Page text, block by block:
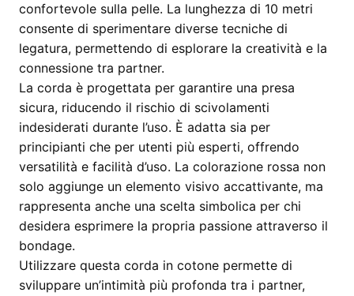
confortevole sulla pelle. La lunghezza di 10 metri
consente di sperimentare diverse tecniche di
legatura, permettendo di esplorare la creatività e la
connessione tra partner.
La corda è progettata per garantire una presa
sicura, riducendo il rischio di scivolamenti
indesiderati durante l’uso. È adatta sia per
principianti che per utenti più esperti, offrendo
versatilità e facilità d’uso. La colorazione rossa non
solo aggiunge un elemento visivo accattivante, ma
rappresenta anche una scelta simbolica per chi
desidera esprimere la propria passione attraverso il
bondage.
Utilizzare questa corda in cotone permette di
sviluppare un’intimità più profonda tra i partner,